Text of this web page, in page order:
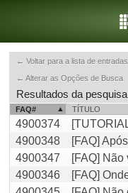
← Voltar para a lista de
← Alterar as Opções de Busca
Resultados da
FAQ#
TÍTULO
4900374
4900348
[FAQ]
4900347
[FAQ]
4900346
[FAQ]